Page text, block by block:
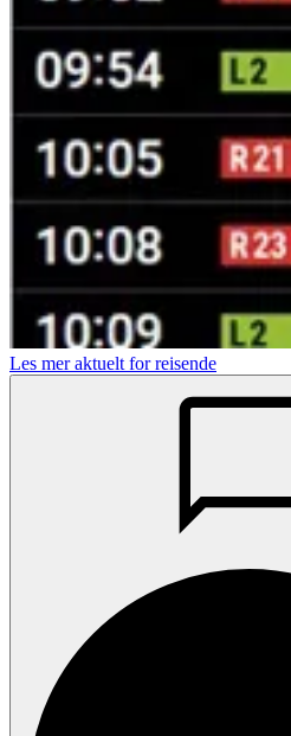
Les mer aktuelt for reisende